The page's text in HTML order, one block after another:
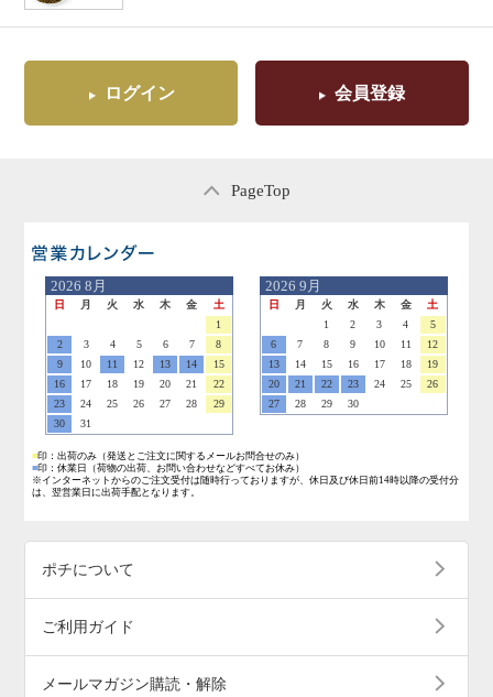
ログイン 会員登録
PageTop
営業日のご案内
2026 8月
日 月 火 水 木 金
土
1
2
3 4 5 6 7
8
9
10 11 12 13 14
15
16
17 18 19 20 21
22
23
24 25 26 27 28
29
30
31
2026 9月
日 月 火 水 木 金
土
1
2 3 4
5
6
7 8 9 10 11
12
13
14 15 16 17 18
19
20
21 22 23 24 25
26
27
28 29 30
■印：出荷のみ （発送とご注文に関するメールお問合せのみ）
■印：休業日
（荷物の出荷、お問い合わせなどすべてお休み）
※インターネットからのご注文受付は随時行っておりますが、休日及び休日前14時以降の受付分
は、翌営業日に出荷手配となります。
ポチについて
ご利用ガイド
メールマガジン購読・解除